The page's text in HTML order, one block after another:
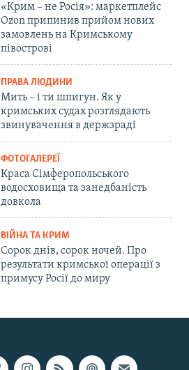
«Крим – не Росія»: маркетплейс
Ozon припинив прийом нових
замовлень на Кримському
півострові
ПРАВА ЛЮДИНИ
Мить – і ти шпигун. Як у
кримських судах розглядають
звинувачення в держзраді
ФОТОГАЛЕРЕЇ
Краса Сімферопольського
водосховища та занедбаність
довкола
ВІЙНА ТА КРИМ
Сорок днів, сорок ночей. Про
результати кримської операції з
примусу Росії до миру